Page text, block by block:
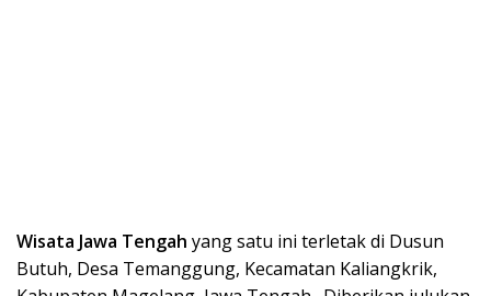
Wisata Jawa Tengah yang satu ini terletak di Dusun
Butuh, Desa Temanggung, Kecamatan Kaliangkrik,